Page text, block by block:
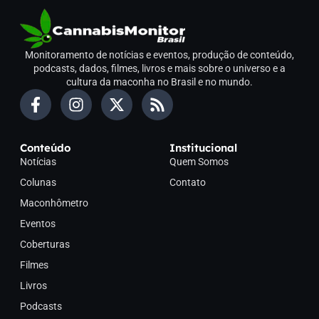
Monitoramento de notícias e eventos, produção de conteúdo,
podcasts, dados, filmes, livros e mais sobre o universo e a
cultura da maconha no Brasil e no mundo.
Conteúdo
Notícias
Colunas
Maconhômetro
Eventos
Coberturas
Filmes
Livros
Podcasts
Institucional
Quem Somos
Contato